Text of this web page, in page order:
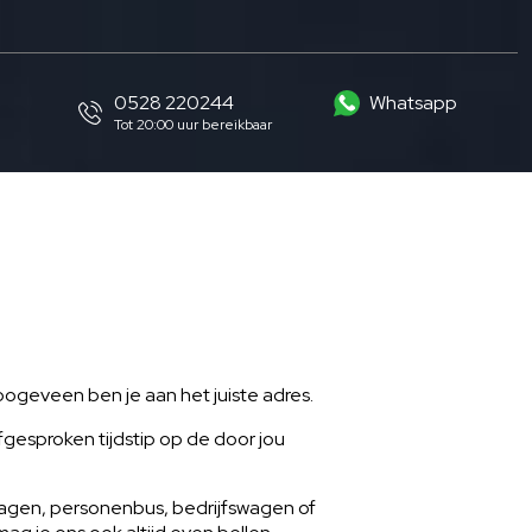
Whatsapp
0528 220244
Tot 20:00 uur bereikbaar
ben je aan het juiste adres.
tijdstip op de door jou
personenbus, bedrijfswagen of